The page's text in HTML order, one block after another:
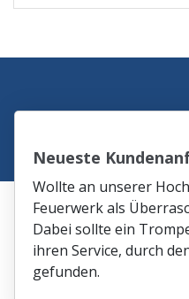
Neueste
Wollte an unserer
Feuerwerk als
Dabei sollte ein
ihren Service, durch
gefunden.